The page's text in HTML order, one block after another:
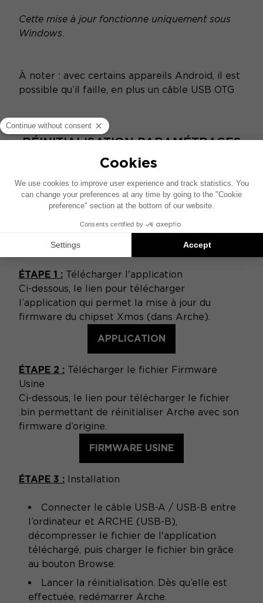
Cette mise à jour fonctionne uniquement sous
Windows.
À noter : avec certains appareils Android, il est
possible qu’il faille, en plus un câble USB OTG
RÉINITIALISATION PARAMÉTRAGES
D'USINE
FIRMWARE D'USINE
réinitialisation du Firmware d'Usine :
ÉTAPE 1 : Télécharger l'application
Ci-dessous, le lien pour télécharger
l’application qui permet la mise à jour du
firmware du chipset Xmos (dans Arche).
APPLICATION
ÉTAPE 2 : Télécharger le fichier Firmware
Usine
Ci-dessous, le lien pour télécharger le fichier
.bin permettant de réinitialiser Arche avec son
firmware d’origine.
FIRMWARE USINE
ÉTAPE 3 : Installation
Connecter le câble USB-A / USB-B entre
l’ordinateur et ARCHE (USB-B),
décompresser le fichier de l'application
téléchargé, puis charger le fichier bin grâce
au bouton Browse.
Lancer la réinitialisation. Dès qu’elle est
effectuée, redémarrer Arche.